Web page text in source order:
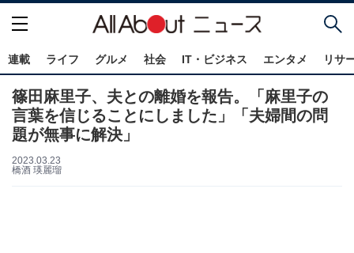
連載 ライフ グルメ 社会 IT・ビジネス エンタメ リサ
篠田麻里子、夫との離婚を報告。「麻里子の
言葉を信じることにしました」「夫婦間の問
題が無事に解決」
2023.03.23
橋酒 瑛麗瑠